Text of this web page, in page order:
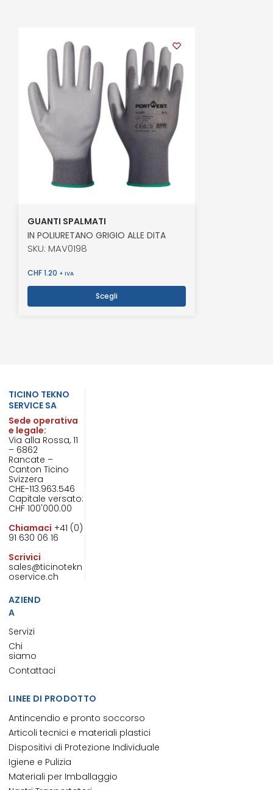
GUANTI SPALMATI
IN POLIURETANO GRIGIO ALLE DITA
SKU: MAV0198
CHF1.20 + IVA
Scegli
TICINO TEKNO
SERVICE SA
Sede operativa
e legale:
Via alla Rossa, 11
– 6862
Rancate –
Canton Ticino
Svizzera
CHE-113.963.546
Capitale versato:
CHF 100'000.00
Chiamaci +41 (0)
91 630 06 16
Scrivici
sales@ticinotekn
oservice.ch
AZIEND
A
Servizi
Chi
siamo
Contattaci
LINEE DI PRODOTTO
Antincendio e pronto soccorso
Articoli tecnici e materiali plastici
Dispositivi di Protezione Individuale
Igiene e Pulizia
Materiali per Imballaggio